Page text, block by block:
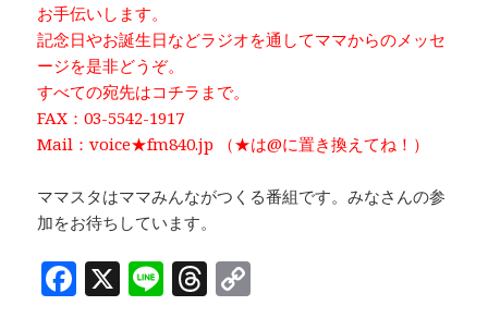
お手伝いします。
記念日やお誕生日などラジオを通してママからのメッセ
ージを是非どうぞ。
すべての宛先はコチラまで。
FAX：03-5542-1917
Mail：voice★fm840.jp （★は@に置き換えてね！）
ママスタはママみんながつくる番組です。みなさんの参
加をお待ちしています。
F X Li T